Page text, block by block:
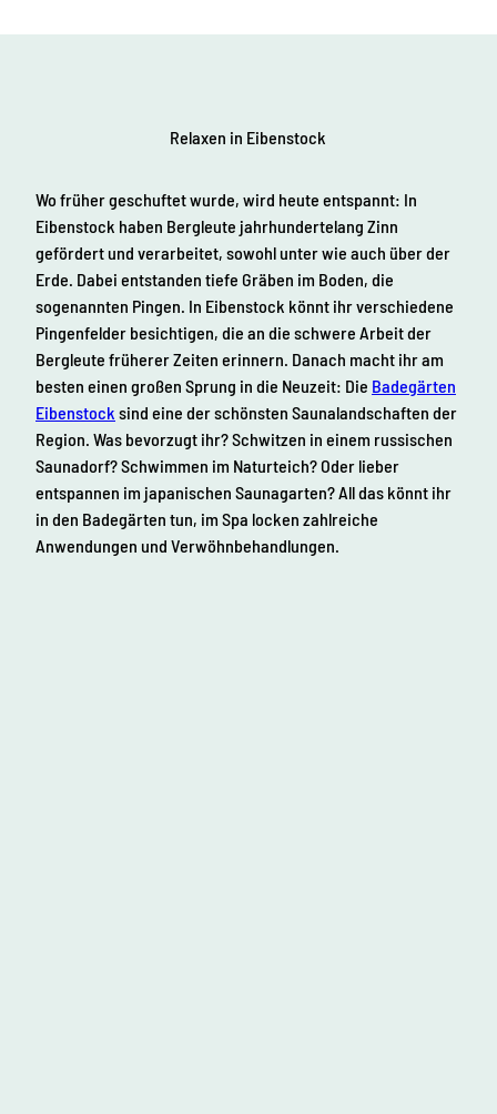
Relaxen in Eibenstock
Wo früher geschuftet wurde, wird heute entspannt: In
Eibenstock haben Bergleute jahrhundertelang Zinn
gefördert und verarbeitet, sowohl unter wie auch über der
Erde. Dabei entstanden tiefe Gräben im Boden, die
sogenannten Pingen. In Eibenstock könnt ihr verschiedene
Pingenfelder besichtigen, die an die schwere Arbeit der
Bergleute früherer Zeiten erinnern. Danach macht ihr am
besten einen großen Sprung in die Neuzeit: Die Badegärten
Eibenstock sind eine der schönsten Saunalandschaften der
Region. Was bevorzugt ihr? Schwitzen in einem russischen
Saunadorf? Schwimmen im Naturteich? Oder lieber
entspannen im japanischen Saunagarten? All das könnt ihr
in den Badegärten tun, im Spa locken zahlreiche
Anwendungen und Verwöhnbehandlungen.